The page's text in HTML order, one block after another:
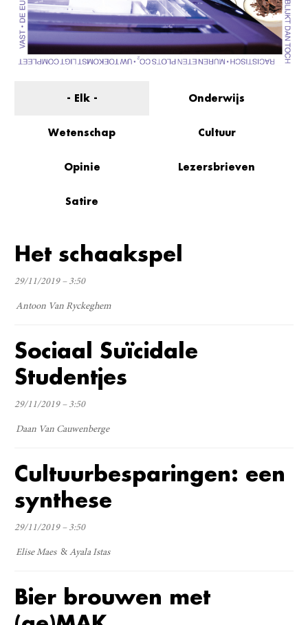
- Elk - Onderwijs
Wetenschap Cultuur
Opinie Lezersbrieven
Satire
Het schaakspel
29/11/2019 – 3:50
Antoon Van Ryckeghem
Sociaal Suïcidale
Studentjes
29/11/2019 – 3:50
Daan Van Cauwenberge
Cultuurbesparingen: een
synthese
29/11/2019 – 3:50
Elise Maes Ayala Istas
Bier brouwen met